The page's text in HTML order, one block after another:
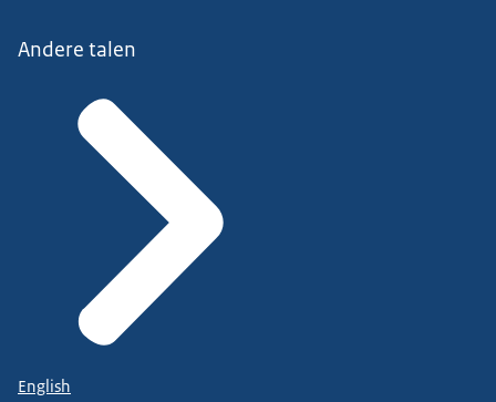
Andere talen
English